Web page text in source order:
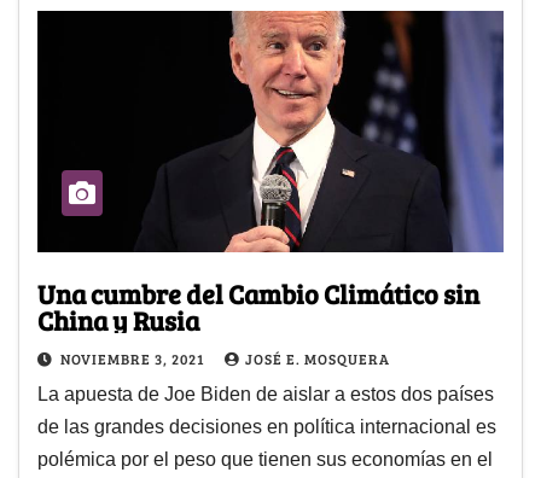
Una cumbre del Cambio Climático sin
China y Rusia
NOVIEMBRE 3, 2021 JOSÉ E. MOSQUERA
La apuesta de Joe Biden de aislar a estos dos países
de las grandes decisiones en política internacional es
polémica por el peso que tienen sus economías en el